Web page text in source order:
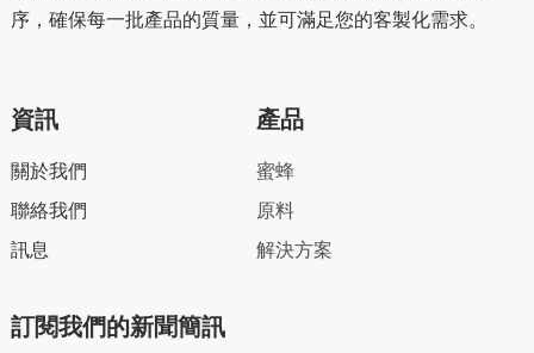
序，確保每一批產品的質量，並可滿足您的客製化需求。
資訊
關於我們
聯絡我們
訊息
產品
蜜蜂
原料
解決方案
訂閱我們的新聞簡訊